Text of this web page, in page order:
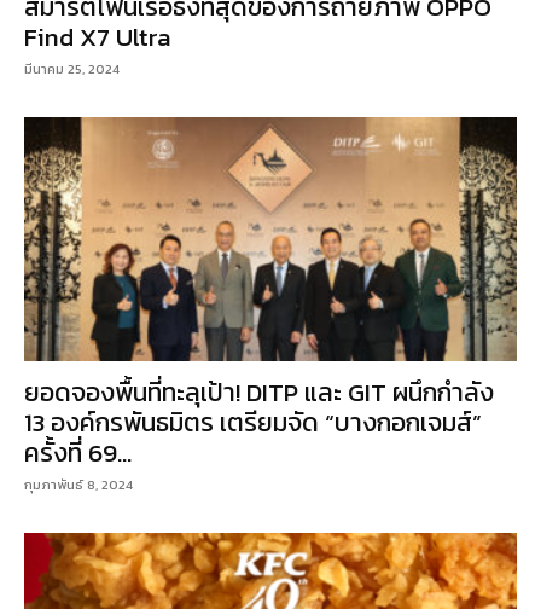
Find X7 Ultra
มีนาคม 25, 2024
ยอดจองพื้นที่ทะลุเป้า! DITP และ GIT ผนึกกำลัง
13 องค์กรพันธมิตร เตรียมจัด “บางกอกเจมส์”
ครั้งที่ 69...
กุมภาพันธ์ 8, 2024